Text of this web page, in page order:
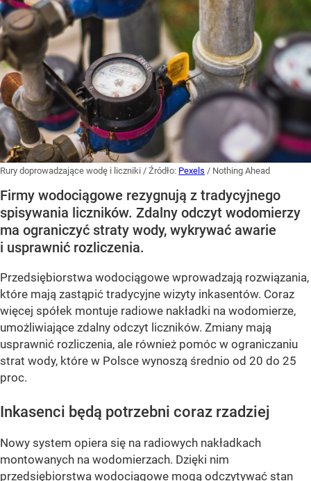
Rury doprowadzające wodę i liczniki / Źródło: Pexels / Nothing Ahead
Firmy wodociągowe rezygnują z tradycyjnego
spisywania liczników. Zdalny odczyt wodomierzy
ma ograniczyć straty wody, wykrywać awarie
i usprawnić rozliczenia.
Przedsiębiorstwa wodociągowe wprowadzają rozwiązania,
które mają zastąpić tradycyjne wizyty inkasentów. Coraz
więcej spółek montuje radiowe nakładki na wodomierze,
umożliwiające zdalny odczyt liczników. Zmiany mają
usprawnić rozliczenia, ale również pomóc w ograniczaniu
strat wody, które w Polsce wynoszą średnio od 20 do 25
proc.
Inkasenci będą potrzebni coraz rzadziej
Nowy system opiera się na radiowych nakładkach
montowanych na wodomierzach. Dzięki nim
przedsiębiorstwa wodociągowe mogą odczytywać stan